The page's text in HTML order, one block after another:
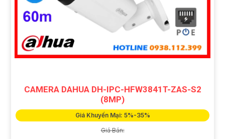
CAMERA DAHUA DH-IPC-HFW3841T-ZAS-S2
(8MP)
Giá Khuyến Mại: 5%-35%
Giá Bán: